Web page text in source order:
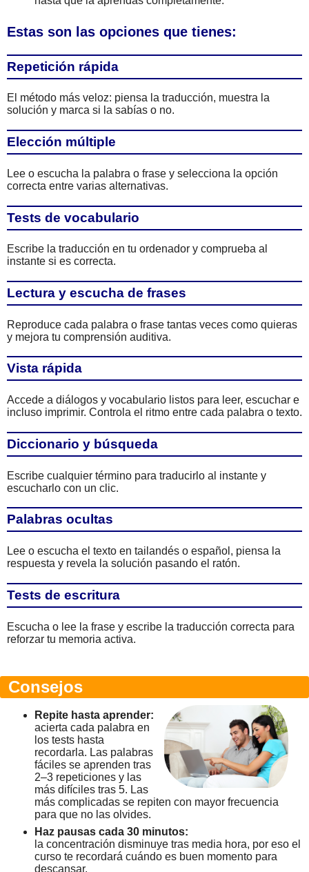
Estas son las opciones que tienes:
Repetición rápida
El método más veloz: piensa la traducción, muestra la
solución y marca si la sabías o no.
Elección múltiple
Lee o escucha la palabra o frase y selecciona la opción
correcta entre varias alternativas.
Tests de vocabulario
Escribe la traducción en tu ordenador y comprueba al
instante si es correcta.
Lectura y escucha de frases
Reproduce cada palabra o frase tantas veces como quieras
y mejora tu comprensión auditiva.
Vista rápida
Accede a diálogos y vocabulario listos para leer, escuchar e
incluso imprimir. Controla el ritmo entre cada palabra o texto.
Diccionario y búsqueda
Escribe cualquier término para traducirlo al instante y
escucharlo con un clic.
Palabras ocultas
Lee o escucha el texto en tailandés o español, piensa la
respuesta y revela la solución pasando el ratón.
Tests de escritura
Escucha o lee la frase y escribe la traducción correcta para
reforzar tu memoria activa.
Consejos
Repite hasta aprender:
acierta cada palabra en
los tests hasta
recordarla. Las palabras
fáciles se aprenden tras
2–3 repeticiones y las
más difíciles tras 5. Las
más complicadas se repiten con mayor frecuencia
para que no las olvides.
Haz pausas cada 30 minutos:
la concentración disminuye tras media hora, por eso el
curso te recordará cuándo es buen momento para
descansar.